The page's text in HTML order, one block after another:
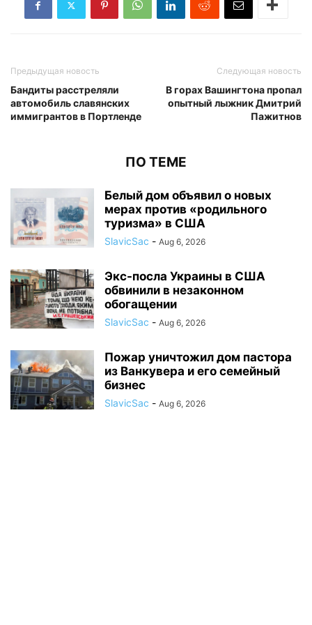
Предыдущая новость
Бандиты расстреляли
автомобиль славянских
иммигрантов в Портленде
Следующая новость
В горах Вашингтона пропал
опытный лыжник Дмитрий
Пажитнов
ПО ТЕМЕ
Белый дом объявил о новых
мерах против «родильного
туризма» в США
SlavicSac - Aug 6, 2026
Экс-посла Украины в США
обвинили в незаконном
обогащении
SlavicSac - Aug 6, 2026
Пожар уничтожил дом пастора
из Ванкувера и его семейный
бизнес
SlavicSac - Aug 6, 2026